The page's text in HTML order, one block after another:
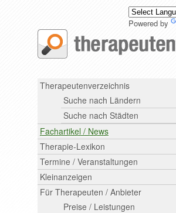
Powered by
Therapeutenverzeichnis
Suche nach Ländern
Suche nach Städten
Fachartikel / News
Therapie-Lexikon
Termine / Veranstaltungen
Kleinanzeigen
Für Therapeuten / Anbieter
Preise / Leistungen